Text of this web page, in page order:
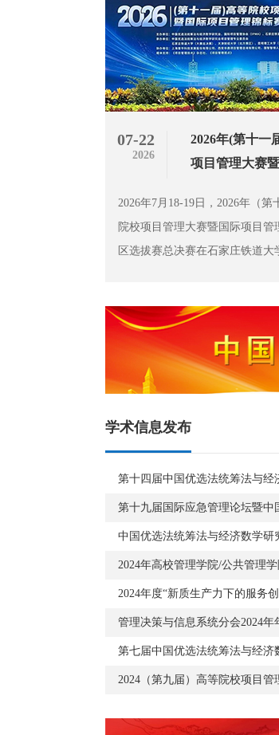
07-22
2026
2026年(第十一
项目管理大赛
赛圆满落幕 第
校项目管理课
成功举办
2026年7月18-19日，2026年（第
院校项目管理大赛暨国际项目管
区选拔赛总决赛在石家庄铁道大
大学联合主办
学术信息发布
第十四届中国优选法统筹法与经
中国优选法统筹法与经济数学
2024年高校管理学院/公共管理
2024年度“新质生产力下的服务
管理决策与信息系统分会2024年